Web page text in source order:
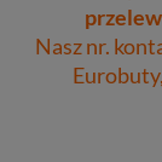
Nasz nr.